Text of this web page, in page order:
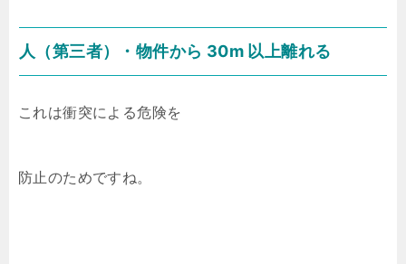
人（第三者）・物件から 30m 以上離れる
これは衝突による危険を
防止のためですね。